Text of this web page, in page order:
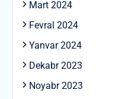
Mart 2024
Fevral 2024
Yanvar 2024
Dekabr 2023
Noyabr 2023